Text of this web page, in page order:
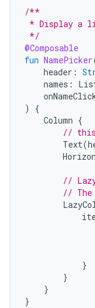
/**
* Display a
*/
@Composable
fun NamePicker
header :
names :
)
{
Column {
// this
Text(
//
// The
}
}
}
}